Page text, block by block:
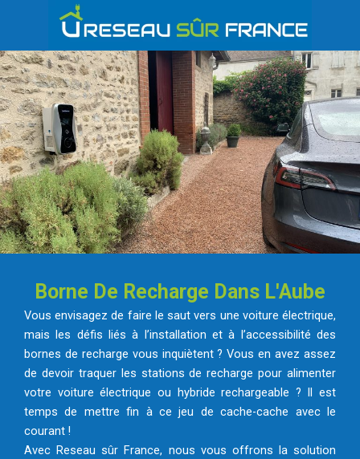
Borne De Recharge Dans L'Aube
Vous envisagez de faire le saut vers une voiture électrique,
mais les défis liés à l’installation et à l’accessibilité des
bornes de recharge vous inquiètent ? Vous en avez assez
de devoir traquer les stations de recharge pour alimenter
votre voiture électrique ou hybride rechargeable ? Il est
temps de mettre fin à ce jeu de cache-cache avec le
courant !
Avec Reseau sûr France, nous vous offrons la solution